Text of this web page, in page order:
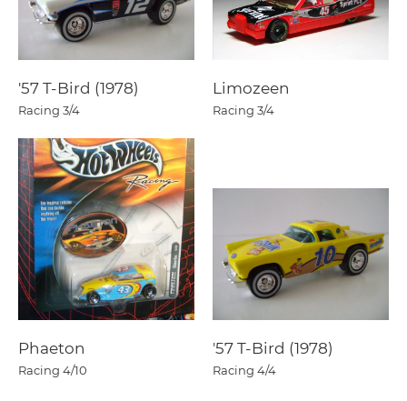
'57 T-Bird (1978)
Racing 3/4
Limozeen
Racing 3/4
Phaeton
Racing 4/10
'57 T-Bird (1978)
Racing 4/4